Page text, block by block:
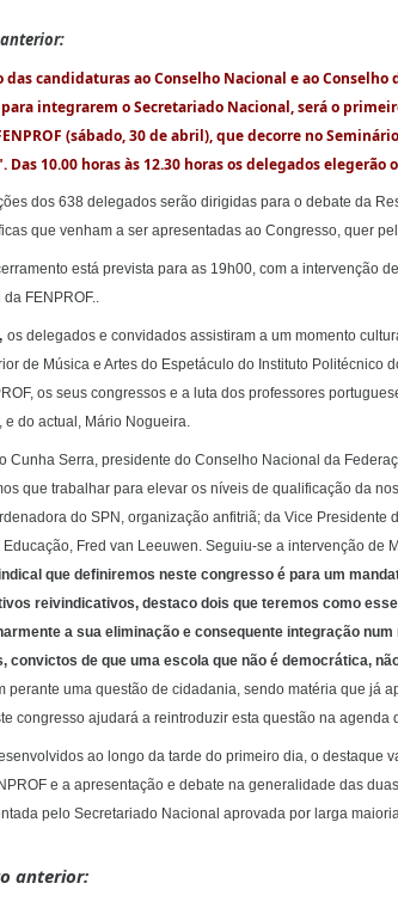
das candidaturas ao Conselho Nacional e ao
integrarem o Secretariado Nacional, será o
(sábado, 30 de abril), que decorre no
Das 10.00 horas às 12.30 horas os delegados elegerão
dos 638 delegados serão dirigidas para o debate da
que venham a ser apresentadas ao Congresso, quer
está prevista para as 19h00, com a intervenção
FENPROF..
os delegados e convidados assistiram a um momento
de Música e Artes do Espetáculo do Instituto
os seus congressos e a luta dos professores
e do actual, Mário Nogueira.
Cunha Serra, presidente do Conselho Nacional da
que trabalhar para elevar os níveis de qualificação da
do SPN, organização anfitriã; da Vice
Educação, Fred van Leeuwen. Seguiu-se a intervenção de
que definiremos neste congresso é para um
reivindicativos, destaco dois que teremos como
a sua eliminação e consequente integração
convictos de que uma escola que não é democrática,
perante uma questão de cidadania, sendo matéria que já
congresso ajudará a reintroduzir esta questão na agenda
ao longo da tarde do primeiro dia, o destaque
e a apresentação e debate na generalidade das
pelo Secretariado Nacional aprovada por larga
anterior: